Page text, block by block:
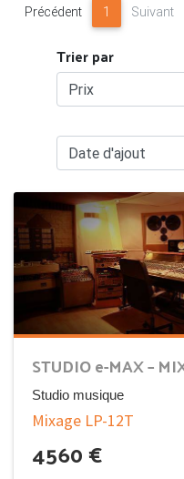
Précédent 1 Suivant
Trier par
STUDIO e-MAX –
Studio musique
Mixage LP-12T
4560€